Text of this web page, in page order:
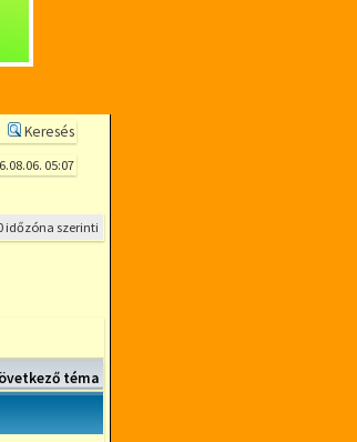
Keresés
05:07
időzóna szerinti
téma